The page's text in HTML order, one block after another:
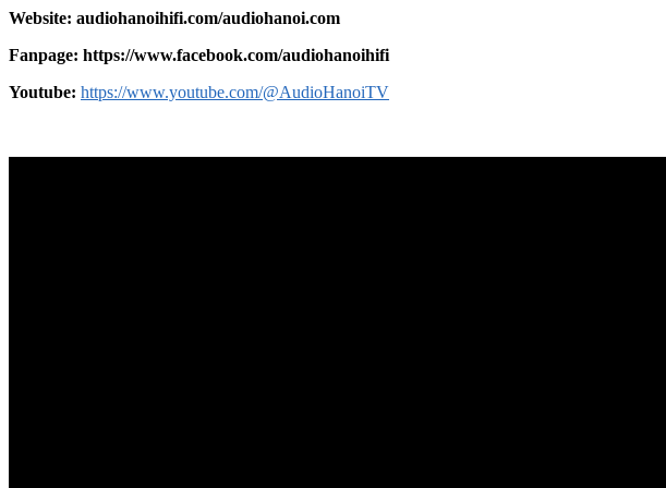
Website: audiohanoihifi.com/audiohanoi.com
Fanpage: https://www.facebook.com/audiohanoihifi
Youtube: https://www.youtube.com/@AudioHanoiTV